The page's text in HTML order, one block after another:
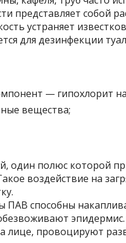
представляет собой
устраняет
для дезинфекции
— гипохлорит
вещества;
один полюс которой
воздействие на
способны
лице, провоцируют